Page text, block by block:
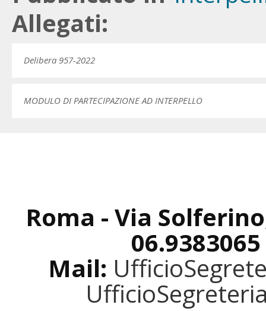
Allegati:
Delibera 957-2022
MODULO DI PARTECIPAZIONE AD INTERPELLO
Roma - Via
Mail: